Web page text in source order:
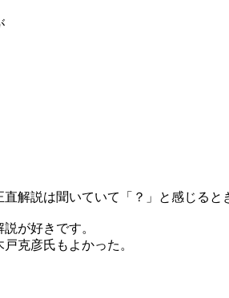
解説は聞いていて「？」と感じると
が好きです。
克彦氏もよかった。